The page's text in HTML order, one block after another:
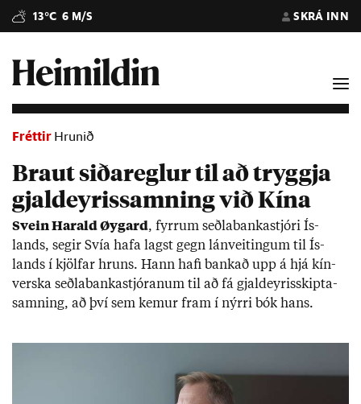
13°C 6 M/S SKRÁ INN
Fréttir Hrunið
Braut siða­reglur til að tryggja
gjald­eyris­samning við Kína
Svein Har­ald Øygard, fyrr­um seðla­banka­stjóri Ís­
lands, seg­ir Svía hafa lagst gegn lán­veit­ing­um til Ís­
lands í kjöl­far hruns. Hann hafi bank­að upp á hjá kín­
verska seðla­banka­stjór­an­um til að fá gjald­eyr­is­skipta­
samn­ing, að því sem kem­ur fram í nýrri bók hans.